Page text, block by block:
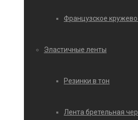
Французское
Эластичные ленты
Резинки в тон
Лента бретельная